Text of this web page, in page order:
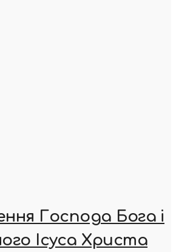
Господа Бога і
Ісуса Христа